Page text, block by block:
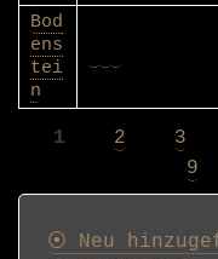
Bod
ens
tei
n
Page
1 Page
2 Page
3
9
Postkarten
⦿ Neu